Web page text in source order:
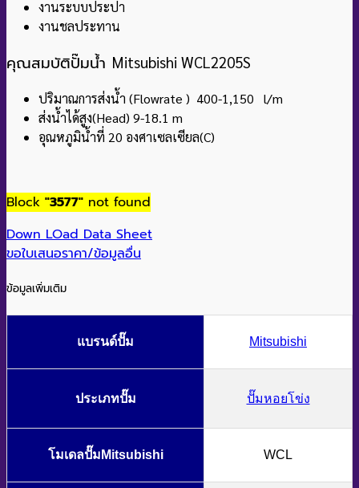
งานระบบประปา
งานชลประทาน
คุณสมบัติปั๊มน้ำ Mitsubishi WCL2205S
ปริมาณการส่งน้ำ (Flowrate ) 400-1,150 l/m
ส่งน้ำได้สูง(Head) 9-18.1 m
อุณหภูมิน้ำที่ 20 องศาเซลเซียล(C)
Block "3577" not found
Down LOad Data Sheet
ขอใบเสนอราคา/ข้อมูลอื่น
ข้อมูลเพิ่มเติม
แบรนด์ปั๊ม Mitsubishi
ประเภทปั๊ม ปั๊มหอยโข่ง
โมเดลปั๊มMitsubishi WCL